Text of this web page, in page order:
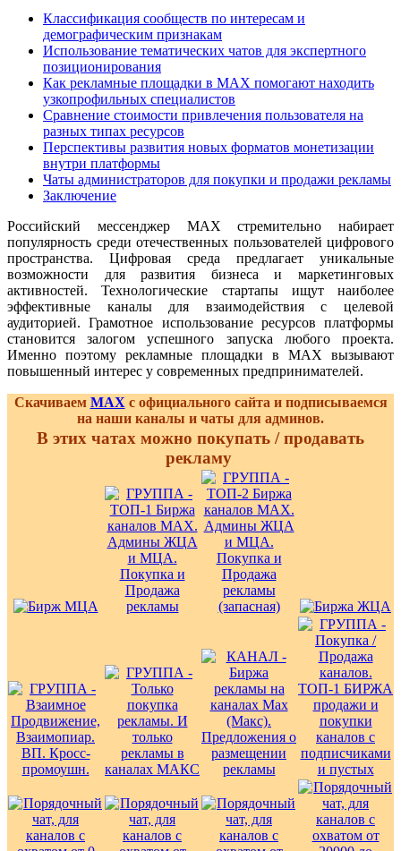
Классификация сообществ по интересам и
демографическим признакам
Использование тематических чатов для экспертного
позиционирования
Как рекламные площадки в MAX помогают находить
узкопрофильных специалистов
Сравнение стоимости привлечения пользователя на
разных типах ресурсов
Перспективы развития новых форматов монетизации
внутри платформы
Чаты администраторов для покупки и продажи рекламы
Заключение
Российский мессенджер MAX стремительно набирает
популярность среди отечественных пользователей цифрового
пространства. Цифровая среда предлагает уникальные
возможности для развития бизнеса и маркетинговых
активностей. Технологические стартапы ищут наиболее
эффективные каналы для взаимодействия с целевой
аудиторией. Грамотное использование ресурсов платформы
становится залогом успешного запуска любого проекта.
Именно поэтому рекламные площадки в MAX вызывают
повышенный интерес у современных предпринимателей.
Скачиваем MAX с официального сайта и подписываемся
на наши каналы и чаты для админов.
В этих чатах можно покупать / продавать
рекламу